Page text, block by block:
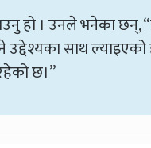
हो । उनले भनेका
उद्देश्यका साथ
छ।”